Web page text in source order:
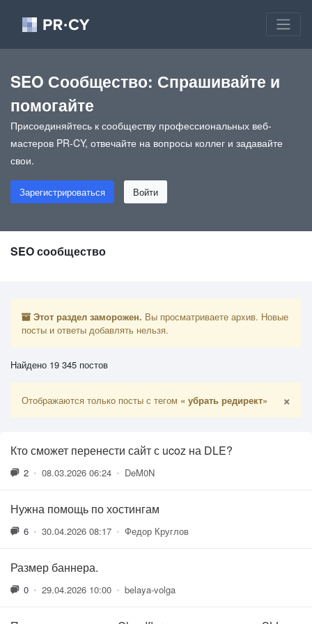
SEO Сообщество: Спрашивайте и
помогайте
Присоединяйтесь к сообществу профессиональных веб-
мастеров PR-CY, отвечайте на вопросы коллег и задавайте
свои.
Зарегистрироваться Войти
SEO сообщество
Этот раздел заморожен. Вы просматриваете архив. Новые
посты и ответы добавлять нельзя.
Найдено 19 345 постов
Отображаются только посты с тегом « убрать редирект» ×
Кто сможет перенести сайт с ucoz на DLE?
2 • 08.03.2026 06:24 • DeM0N
Нужна помощь по хостингам
6 • 30.04.2026 08:17 • Федор Круглов
Размер баннера.
0 • 29.04.2026 10:00 • belaya-volga